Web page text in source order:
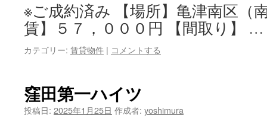
※ご成約済み 【場所】亀津南区（
賃】５７，０００円 【間取り】 …
カテゴリー: 賃貸物件 | コメントする
窪田第一ハイツ
投稿日: 2025年1月25日 作成者: yoshimura